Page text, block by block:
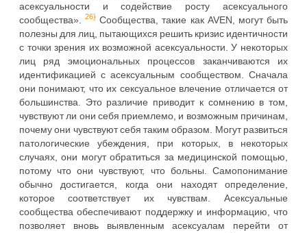
асексуальности и содействие росту асексуального
сообщества».26) Сообщества, такие как AVEN, могут быть
полезны для лиц, пытающихся решить кризис идентичности
с точки зрения их возможной асексуальности. У некоторых
лиц ряд эмоциональных процессов заканчиваются их
идентификацией с асексуальным сообществом. Сначала
они понимают, что их сексуальное влечение отличается от
большинства. Это различие приводит к сомнению в том,
чувствуют ли они себя приемлемо, и возможным причинам,
почему они чувствуют себя таким образом. Могут развиться
патологические убеждения, при которых, в некоторых
случаях, они могут обратиться за медицинской помощью,
потому что они чувствуют, что больны. Самопонимание
обычно достигается, когда они находят определение,
которое соответствует их чувствам. Асексуальные
сообщества обеспечивают поддержку и информацию, что
позволяет вновь выявленным асексуалам перейти от